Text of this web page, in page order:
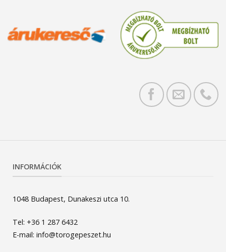
INFORMÁCIÓK
1048 Budapest, Dunakeszi utca 10.
Tel: +36 1 287 6432
E-mail: info@torogepeszet.hu